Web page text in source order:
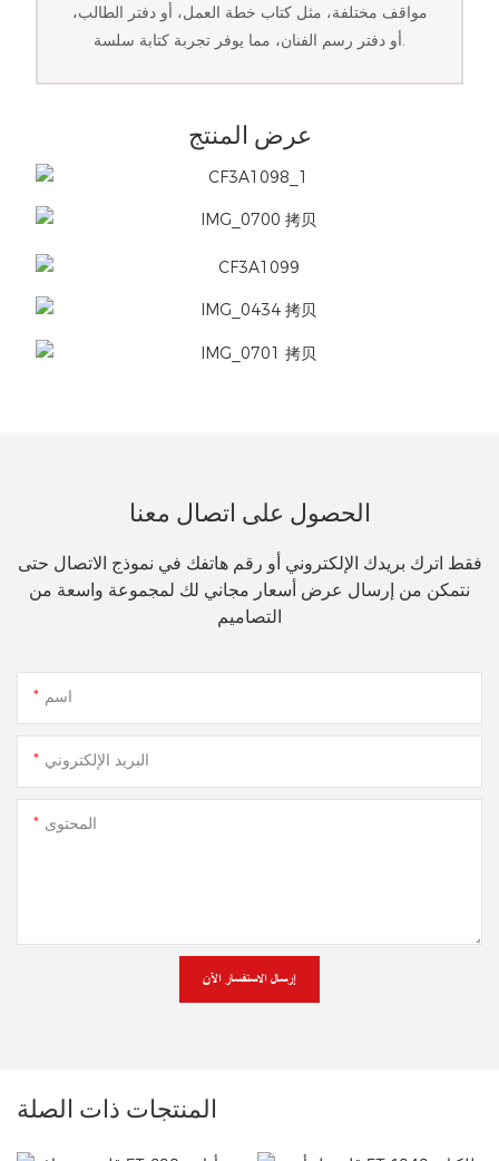
مواقف مختلفة، مثل كتاب خطة العمل، أو دفتر الطالب،
أو دفتر رسم الفنان، مما يوفر تجربة كتابة سلسة.
عرض المنتج
الحصول على اتصال معنا
فقط اترك بريدك الإلكتروني أو رقم هاتفك في نموذج الاتصال حتى
نتمكن من إرسال عرض أسعار مجاني لك لمجموعة واسعة من
التصاميم
اسم
البريد الإلكتروني
المحتوى
إرسال الاستفسار الآن
المنتجات ذات الصلة